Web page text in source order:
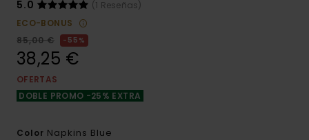
5.0
(1 Reseñas)
ECO-BONUS
85,00 €
55%
38,25 €
OFERTAS
DOBLE PROMO -25% EXTRA
Color Napkins Blue